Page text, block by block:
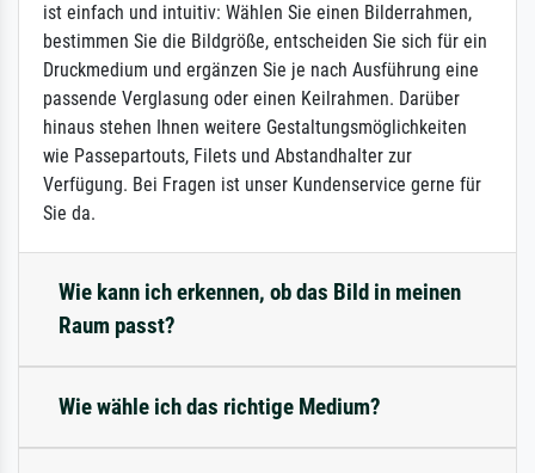
ist einfach und intuitiv: Wählen Sie einen Bilderrahmen,
bestimmen Sie die Bildgröße, entscheiden Sie sich für ein
Druckmedium und ergänzen Sie je nach Ausführung eine
passende Verglasung oder einen Keilrahmen. Darüber
hinaus stehen Ihnen weitere Gestaltungsmöglichkeiten
wie Passepartouts, Filets und Abstandhalter zur
Verfügung. Bei Fragen ist unser Kundenservice gerne für
Sie da.
Wie kann ich erkennen, ob das Bild in meinen
Raum passt?
Wie wähle ich das richtige Medium?